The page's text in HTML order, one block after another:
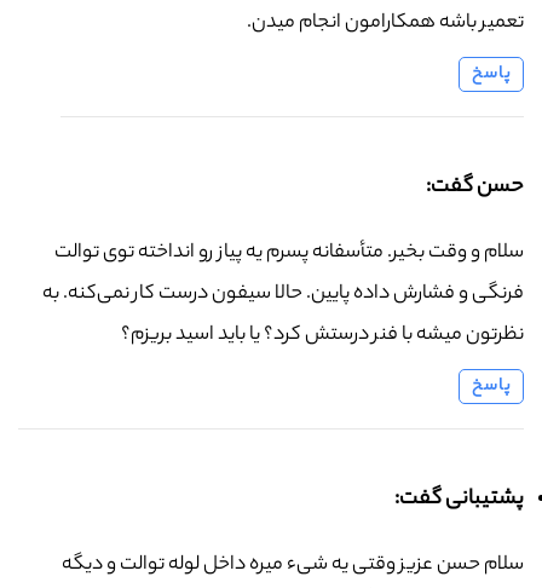
تعمیر باشه همکارامون انجام میدن.
پاسخ
حسن گفت:
سلام و وقت بخیر. متأسفانه پسرم یه پیاز رو انداخته توی توالت
فرنگی و فشارش داده پایین. حالا سیفون درست کار نمی‌کنه. به
نظرتون میشه با فنر درستش کرد؟ یا باید اسید بریزم؟
پاسخ
پشتیبانی گفت:
سلام حسن عزیز وقتی یه شیء میره داخل لوله توالت و دیگه